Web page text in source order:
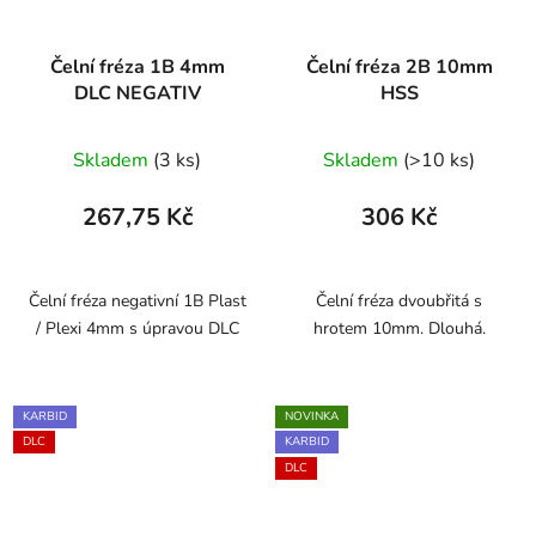
Čelní fréza 1B 4mm
DLC NEGATIV
Skladem (3 ks)
267,75 Kč
Čelní fréza negativní 1B Plast
/ Plexi 4mm s úpravou DLC
Čelní fréza 2B 10mm
HSS
Skladem (>10 ks)
306 Kč
Čelní fréza dvoubřitá s
hrotem 10mm. Dlouhá.
KARBID
DLC
NOVINKA
KARBID
DLC